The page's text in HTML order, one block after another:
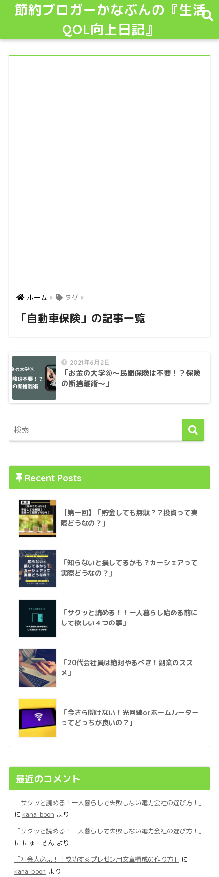
節約ブロガーかなぶんの『生活
QOL向上日記』
ホーム タグ
「自動車保険」の記事一覧
2021年6月2日
「お金の大学⑥〜民間保険は不要！？保険
の断捨離術〜」
Recent Posts
【第一回】「貯金しても無駄？？投資って実
際どうなの？」
「知らないと損してるかも？カーシェアって
実際どうなの？」
「サクッと読める！！一人暮らし始める前に
して欲しい４つの事」
「20代会社員は絶対やるべき！副業のスス
メ」
「今さら聞けない！光回線orホームルーター
ってどっちが良いの？」
最近のコメント
「サクッと読める！一人暮らしで失敗しない電力会社の選び方！」
に kana-boon より
「サクッと読める！一人暮らしで失敗しない電力会社の選び方！」
に にゅーさんより
「社会人必見！！成功するプレゼン用文章構成の作り方」
に
kana-boon より